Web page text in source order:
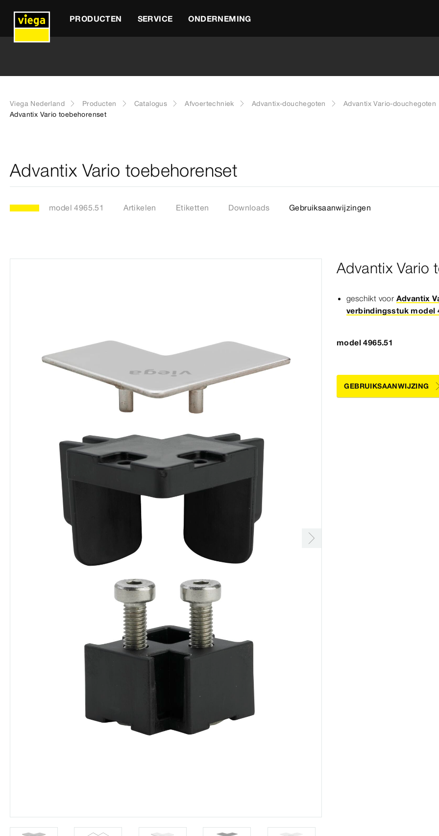
PRODUCTEN SERVICE ONDERNEMING
Viega Nederland Producten Catalogus Afvoertechniek Advantix-douchegoten Advantix Vario-douchegoten
Advantix Vario toebehorenset
Advantix Vario toebehorenset
model 4965.51 Artikelen Etiketten Downloads Gebruiksaanwijzingen
Advantix Vario
geschikt voor Advantix
verbindingsstuk model
model 4965.51
GEBRUIKSAANWIJZING